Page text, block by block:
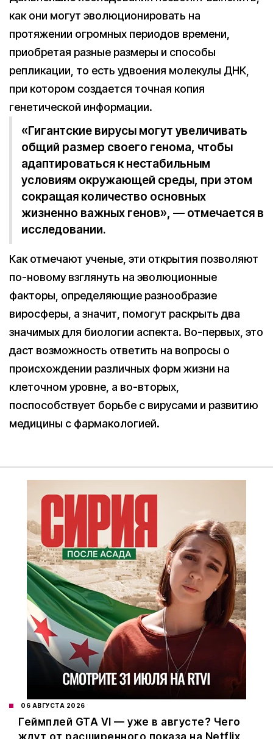
как они могут эволюционировать на
протяжении огромных периодов времени,
приобретая разные размеры и способы
репликации, то есть удвоения молекулы ДНК,
при котором создается точная копия
генетической информации.
«Гигантские вирусы могут увеличивать
общий размер своего генома, чтобы
адаптироваться к нестабильным
условиям окружающей среды, при этом
сокращая количество основных
жизненно важных генов», — отмечается в
исследовании.
Как отмечают ученые, эти открытия позволяют
по-новому взглянуть на эволюционные
факторы, определяющие разнообразие
виросферы, а значит, помогут раскрыть два
значимых для биологии аспекта. Во-первых, это
даст возможность ответить на вопросы о
происхождении различных форм жизни на
клеточном уровне, а во-вторых,
поспособствует борьбе с вирусами и развитию
медицины с фармакологией.
06 АВГУСТА 2026
Геймплей GTA VI — уже в августе? Чего